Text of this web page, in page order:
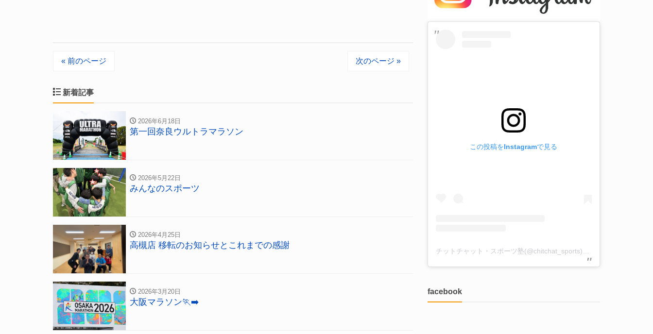
« 前のページ 次のページ »
新着記事
2026年6月18日
第一回奈良ウルトラマラソン
2026年5月22日
みんなのスポーツ
2026年4月25日
高槻店 移転のお知らせとこれまでの感謝
2026年3月20日
大阪マラソン🏃‍➡️
この投稿をInstagramで見る
チットチャット・スポーツ塾(@chitchat_sports)がシェアした投稿
facebook